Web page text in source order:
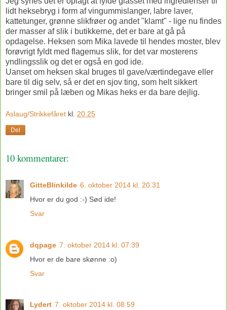
lidt heksebryg i form af vingummislanger, labre laver,
kattetunger, grønne slikfrøer og andet "klamt" - lige nu findes
der masser af slik i butikkerne, det er bare at gå på
opdagelse. Heksen som Mika lavede til hendes moster, blev
forøvrigt fyldt med flagemus slik, for det var mosterens
yndlingsslik og det er også en god ide.
Uanset om heksen skal bruges til gave/værtindegave eller
bare til dig selv, så er det en sjov ting, som helt sikkert
bringer smil på læben og Mikas heks er da bare dejlig.
Aslaug/Strikkefåret kl. 20.25
Del
10 kommentarer:
GitteBlinkilde 6. oktober 2014 kl. 20.31
Hvor er du god :-) Sød ide!
Svar
dqpage 7. oktober 2014 kl. 07.39
Hvor er de bare skønne :o)
Svar
Lydert 7. oktober 2014 kl. 08.59